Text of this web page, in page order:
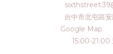
台中市北屯區
Google Map
15:00-21:00